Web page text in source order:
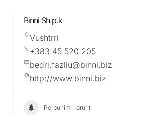
Binni Sh.p.k
Vushtrri
+383 45 520 205
bedri.fazliu@binni.biz
http://www.binni.biz
Përpunimi i drurit